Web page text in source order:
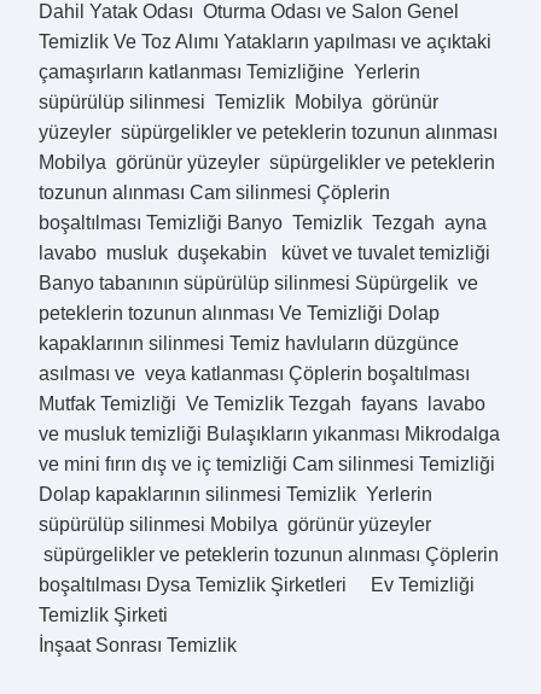
Dahil Yatak Odası Oturma Odası ve Salon Genel
Temizlik Ve Toz Alımı Yatakların yapılması ve açıktaki
çamaşırların katlanması Temizliğine Yerlerin
süpürülüp silinmesi Temizlik Mobilya görünür
yüzeyler süpürgelikler ve peteklerin tozunun alınması
Mobilya görünür yüzeyler süpürgelikler ve peteklerin
tozunun alınması Cam silinmesi Çöplerin
boşaltılması Temizliği Banyo Temizlik Tezgah ayna
lavabo musluk duşekabin küvet ve tuvalet temizliği
Banyo tabanının süpürülüp silinmesi Süpürgelik ve
peteklerin tozunun alınması Ve Temizliği Dolap
kapaklarının silinmesi Temiz havluların düzgünce
asılması ve veya katlanması Çöplerin boşaltılması
Mutfak Temizliği Ve Temizlik Tezgah fayans lavabo
ve musluk temizliği Bulaşıkların yıkanması Mikrodalga
ve mini fırın dış ve iç temizliği Cam silinmesi Temizliği
Dolap kapaklarının silinmesi Temizlik Yerlerin
süpürülüp silinmesi Mobilya görünür yüzeyler
süpürgelikler ve peteklerin tozunun alınması Çöplerin
boşaltılması Dysa Temizlik Şirketleri Ev Temizliği
Temizlik Şirketi
İnşaat Sonrası Temizlik